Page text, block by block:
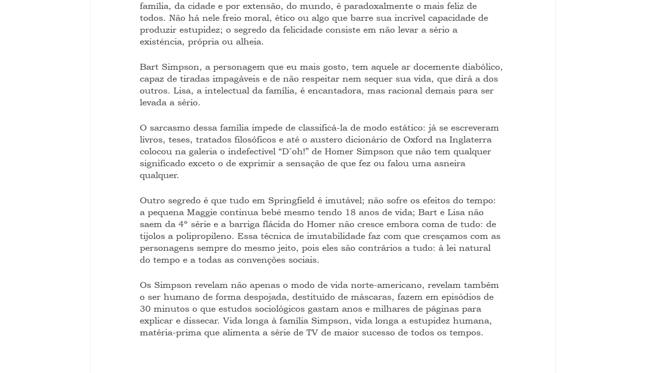
família, da cidade e por extensão, do mundo, é paradoxalmente o mais feliz de
todos. Não há nele freio moral, ético ou algo que barre sua incrível capacidade de
produzir estupidez; o segredo da felicidade consiste em não levar a sério a
existência, própria ou alheia.
Bart Simpson, a personagem que eu mais gosto, tem aquele ar docemente diabólico,
capaz de tiradas impagáveis e de não respeitar nem sequer sua vida, que dirá a dos
outros. Lisa, a intelectual da família, é encantadora, mas racional demais para ser
levada a sério.
O sarcasmo dessa família impede de classificá-la de modo estático: já se escreveram
livros, teses, tratados filosóficos e até o austero dicionário de Oxford na Inglaterra
colocou na galeria o indefectível “D´oh!” de Homer Simpson que não tem qualquer
significado exceto o de exprimir a sensação de que fez ou falou uma asneira
qualquer.
Outro segredo é que tudo em Springfield é imutável; não sofre os efeitos do tempo:
a pequena Maggie continua bebê mesmo tendo 18 anos de vida; Bart e Lisa não
saem da 4º série e a barriga flácida do Homer não cresce embora coma de tudo: de
tijolos a polipropileno. Essa técnica de imutabilidade faz com que cresçamos com as
personagens sempre do mesmo jeito, pois eles são contrários a tudo: à lei natural
do tempo e a todas as convenções sociais.
Os Simpson revelam não apenas o modo de vida norte-americano, revelam também
o ser humano de forma despojada, destituído de máscaras, fazem em episódios de
30 minutos o que estudos sociológicos gastam anos e milhares de páginas para
explicar e dissecar. Vida longa à família Simpson, vida longa a estupidez humana,
matéria-prima que alimenta a série de TV de maior sucesso de todos os tempos.